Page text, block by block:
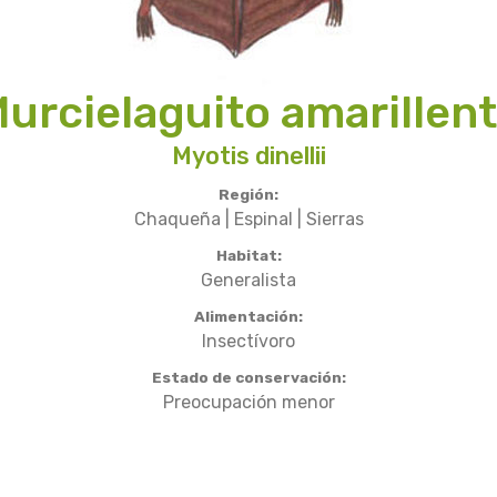
Myotis dinellii
Región:
Chaqueña | Espinal | Sierras
Habitat:
Generalista
Alimentación:
Insectívoro
Estado de conservación:
Preocupación menor